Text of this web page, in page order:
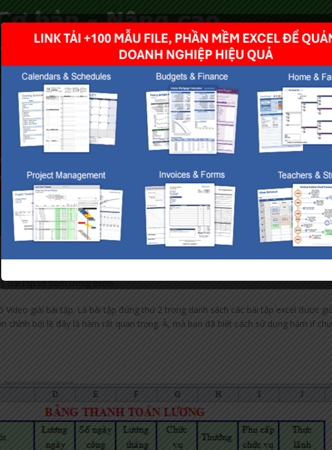
trong excel có video hướng dẫn (PRO)
|Bài tập về hàm trong excel
Video giải bài tập. Là bài tập đứng thứ 2 trong danh sách các bài tập excel được
chính bởi lẽ đây là hàm rất quan trọng. À, mà bạn đã biết cách sử dụng hàm if